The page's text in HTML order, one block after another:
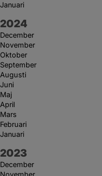
Januari
År:
2024
December
November
Oktober
September
Augusti
Juni
Maj
April
Mars
Februari
Januari
År:
2023
December
November